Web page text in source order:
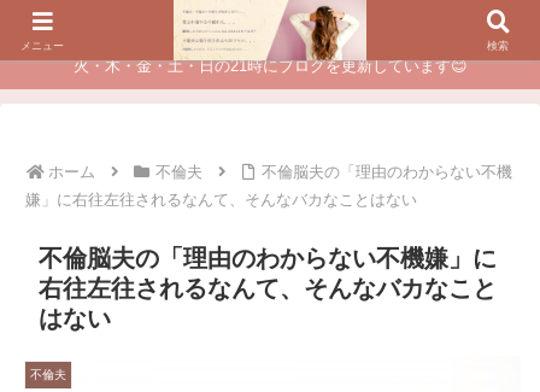
夫に不倫されたつらい経験が、あなたのチャンスに変わるカウンセリング
火・木・金・土・日の21時にブログを更新しています😊
ホーム 不倫夫
不倫脳夫の「理由のわからない不機
嫌」に右往左往されるなんて、そんなバカなことはない
不倫脳夫の「理由のわからない不機嫌」に
右往左往されるなんて、そんなバカなこと
はない
不倫夫
メニュー 検索